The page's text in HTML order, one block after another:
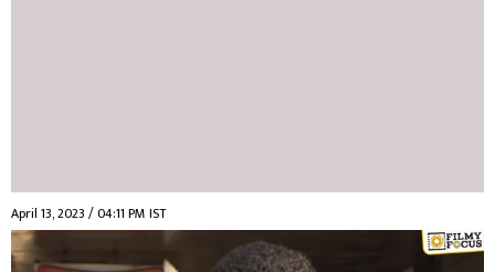
April 13, 2023 / 04:11 PM IST